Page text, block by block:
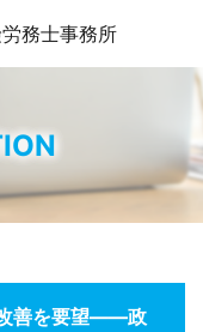
務士事務所
善を要望――政